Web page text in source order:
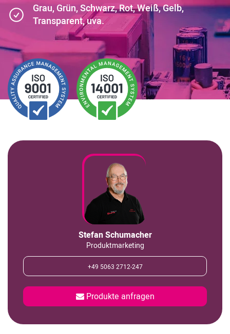
Grau, Grün, Schwarz, Rot, Weiß, Gelb,
Transparent, uva.
Stefan Schumacher
Produktmarketing
+49 5063 2712-247
Produkte anfragen
Kundenbereich